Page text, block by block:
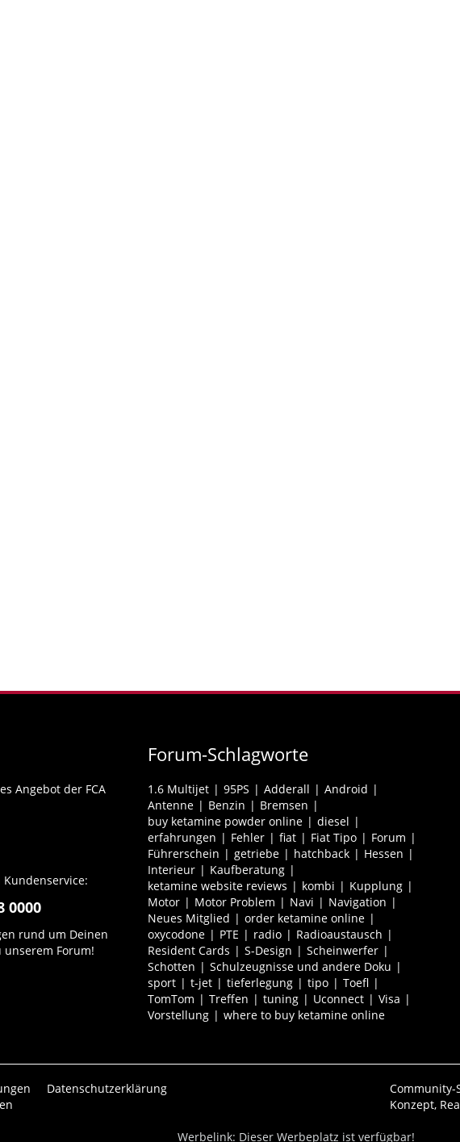
Angebot der FCA
0000
rund um Deinen
unserem Forum!
Forum-Schlagworte
1.6 Multijet 95PS Adderall
Android
Antenne
Benzin
Bremsen
buy ketamine powder online
diesel
erfahrungen
Fehler fiat Fiat Tipo
Forum
Führerschein
getriebe hatchback
Hessen
Interieur
Kaufberatung
ketamine website reviews
kombi
Kupplung
Motor
Motor Problem Navi
Navigation
Neues Mitglied
order ketamine online
oxycodone
PTE radio
Radioaustausch
Resident Cards
S-Design
Scheinwerfer
Schotten
Schulzeugnisse und andere Doku
sport
t-jet tieferlegung tipo
Toefl
TomTom
Treffen tuning Uconnect
Visa
Vorstellung
where to buy ketamine online
Datenschutzerklärung
Community-
Konzept,
Werbelink: Dieser Werbeplatz ist verfügbar!